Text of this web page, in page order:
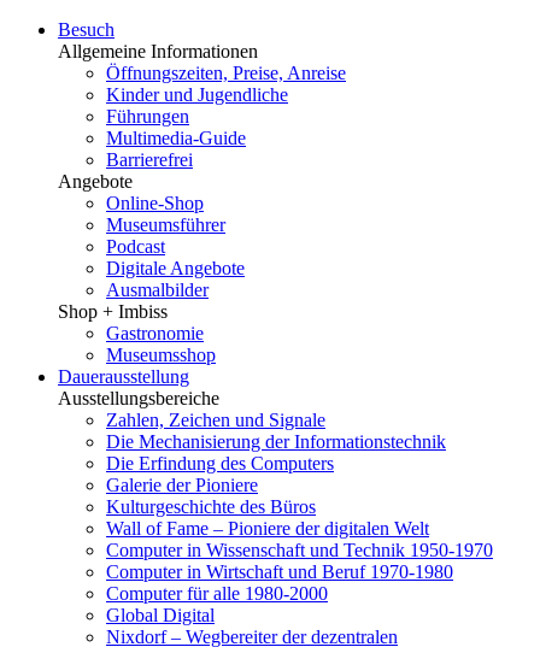
Besuch
Allgemeine Informationen
Öffnungszeiten, Preise, Anreise
Kinder und Jugendliche
Führungen
Multimedia-Guide
Barrierefrei
Angebote
Online-Shop
Museumsführer
Podcast
Digitale Angebote
Ausmalbilder
Shop + Imbiss
Gastronomie
Museumsshop
Dauerausstellung
Ausstellungsbereiche
Zahlen, Zeichen und Signale
Die Mechanisierung der Informationstechnik
Die Erfindung des Computers
Galerie der Pioniere
Kulturgeschichte des Büros
Wall of Fame – Pioniere der digitalen Welt
Computer in Wissenschaft und Technik 1950-1970
Computer in Wirtschaft und Beruf 1970-1980
Computer für alle 1980-2000
Global Digital
Nixdorf – Wegbereiter der dezentralen